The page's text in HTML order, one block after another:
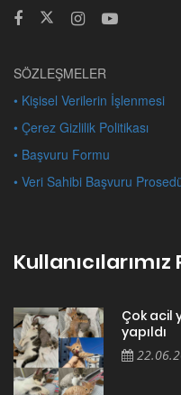
SÖZLEŞMELER
• Kişisel Verilerin İşlenmesi
• Çerez Gizlilik Politikası
• Başvuru Formu
• Veri Sahibi Başvuru
Çok acil
yapıldı